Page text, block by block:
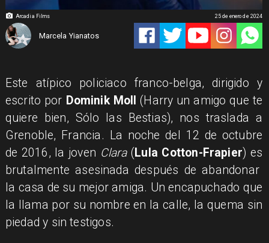
Arcadia Films
Marcela Yianatos
25 de enero de 2024
Este atípico policiaco franco-belga, dirigido y
escrito por Dominik Moll
(Harry un amigo que te
quiere bien, Sólo las Bestias), nos traslada a
Grenoble, Francia. La noche del 12 de octubre
de 2016, la joven Clara(Lula Cotton-Frapier) es
brutalmente asesinada después de abandonar
la casa de su mejor amiga. Un encapuchado que
la llama por su nombre en la calle, la quema sin
piedad y sin testigos.